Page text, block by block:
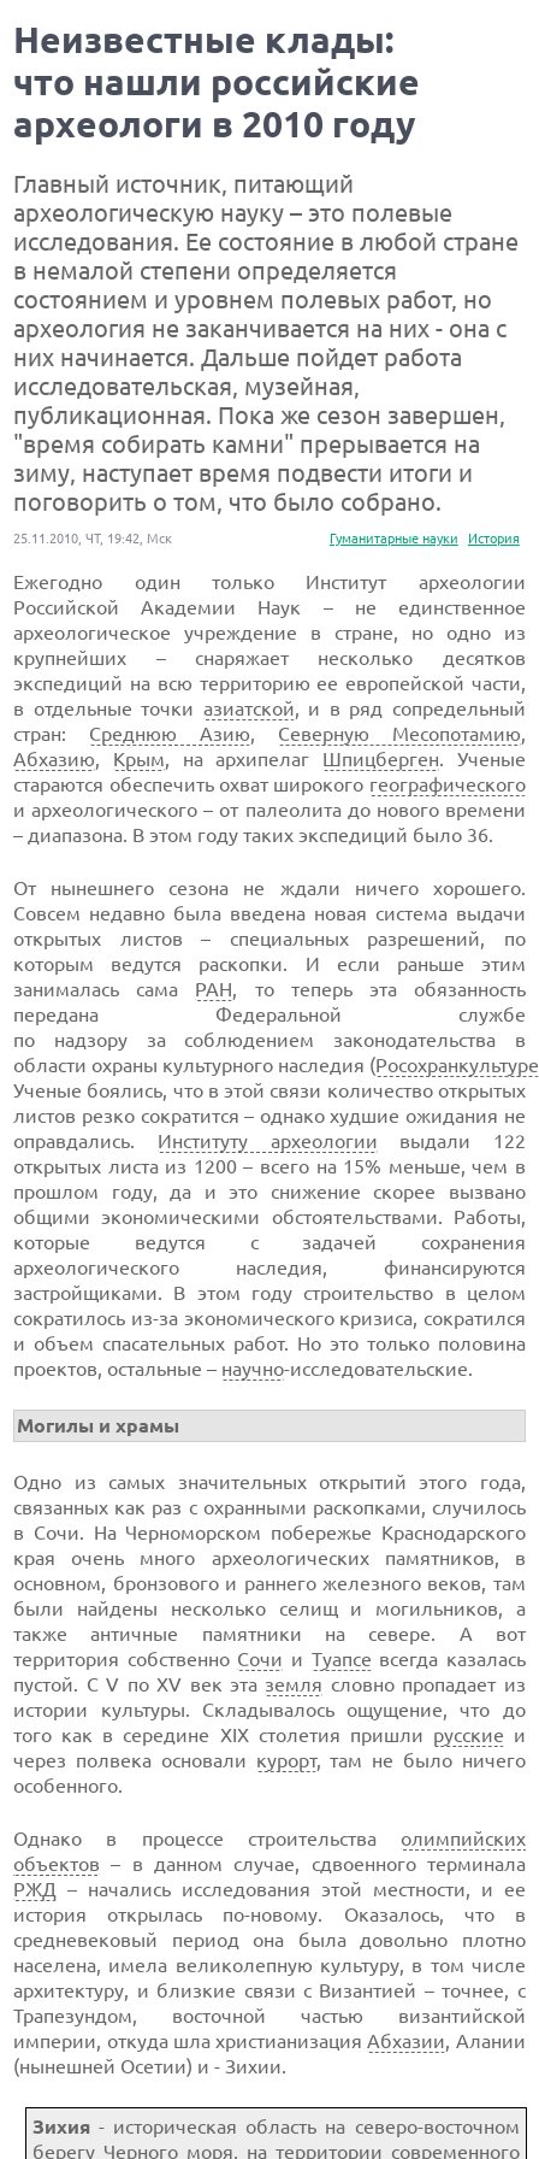
Неизвестные клады:
что нашли российские
археологи в 2010 году
Главный источник, питающий
археологическую науку – это полевые
исследования. Ее состояние в любой стране
в немалой степени определяется
состоянием и уровнем полевых работ, но
археология не заканчивается на них - она с
них начинается. Дальше пойдет работа
исследовательская, музейная,
публикационная. Пока же сезон завершен,
"время собирать камни" прерывается на
зиму, наступает время подвести итоги и
поговорить о том, что было собрано.
Гуманитарные науки История
25.11.2010, ЧТ, 19:42, Мск
Ежегодно один только Институт археологии
Российской Академии Наук – не единственное
археологическое учреждение в стране, но одно из
крупнейших – снаряжает несколько десятков
экспедиций на всю территорию ее европейской части,
в отдельные точки азиатской, и в ряд сопредельный
стран: Среднюю Азию, Северную Месопотамию,
Абхазию, Крым, на архипелаг Шпицберген. Ученые
стараются обеспечить охват широкого географического
и археологического – от палеолита до нового времени
– диапазона. В этом году таких экспедиций было 36.
От нынешнего сезона не ждали ничего хорошего.
Совсем недавно была введена новая система выдачи
открытых листов – специальных разрешений, по
которым ведутся раскопки. И если раньше этим
занималась сама РАН, то теперь эта обязанность
передана Федеральной службе
по надзору за соблюдением законодательства в
области охраны культурного наследия (Росохранкультуре
Ученые боялись, что в этой связи количество открытых
листов резко сократится – однако худшие ожидания не
оправдались. Институту археологии выдали 122
открытых листа из 1200 – всего на 15% меньше, чем в
прошлом году, да и это снижение скорее вызвано
общими экономическими обстоятельствами. Работы,
которые ведутся с задачей сохранения
археологического наследия, финансируются
застройщиками. В этом году строительство в целом
сократилось из-за экономического кризиса, сократился
и объем спасательных работ. Но это только половина
проектов, остальные – научно-исследовательские.
Могилы и храмы
Одно из самых значительных открытий этого года,
связанных как раз с охранными раскопками, случилось
в Сочи. На Черноморском побережье Краснодарского
края очень много археологических памятников, в
основном, бронзового и раннего железного веков, там
были найдены несколько селищ и могильников, а
также античные памятники на севере. А вот
территория собственно Сочи и Туапсе всегда казалась
пустой. С V по XV век эта земля словно пропадает из
истории культуры. Складывалось ощущение, что до
того как в середине XIX столетия пришли русские и
через полвека основали курорт, там не было ничего
особенного.
Однако в процессе строительства олимпийских
объектов – в данном случае, сдвоенного терминала
РЖД
– начались исследования этой местности, и ее
история открылась по-новому. Оказалось, что в
средневековый период она была довольно плотно
населена, имела великолепную культуру, в том числе
архитектуру, и близкие связи с Византией – точнее, с
Трапезундом, восточной частью византийской
империи, откуда шла христианизацияАбхазии, Алании
(нынешней Осетии) и - Зихии.
Зихия - историческая область на северо-восточном
берегу Черного моря, на территории современного